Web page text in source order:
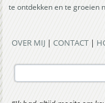
te ontdekken en te groeien
OVER MIJ |CONTACT |